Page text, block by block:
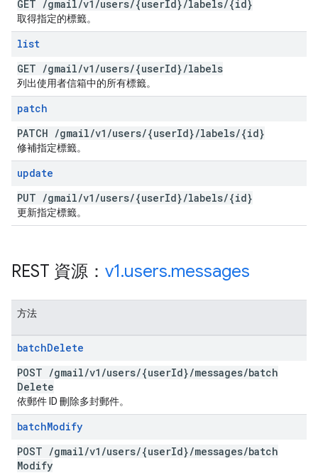
GET /gmail/v1 /users/{userId}/labels/{id}
取得指定的標籤。
list
GET /gmail/v1 /users/{userId}/labels
列出使用者信箱中的所有標籤。
patch
PATCH /gmail/v1 /users/{userId}/labels/{id}
修補指定標籤。
update
PUT /gmail/v1 /users/{userId}/labels/{id}
更新指定標籤。
REST 資源： v1.users.messages
方法
batchDelete
POST /gmail/v1 /users/{userId}/messages/batch
Delete
依郵件 ID 刪除多封郵件。
batchModify
POST /gmail/v1 /users/{userId}/messages/batch
Modify